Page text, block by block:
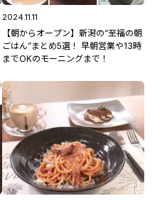
2024.11.11
【朝からオープン】新潟の“至福の朝
ごはん”まとめ5選！ 早朝営業や13時
までOKのモーニングまで！